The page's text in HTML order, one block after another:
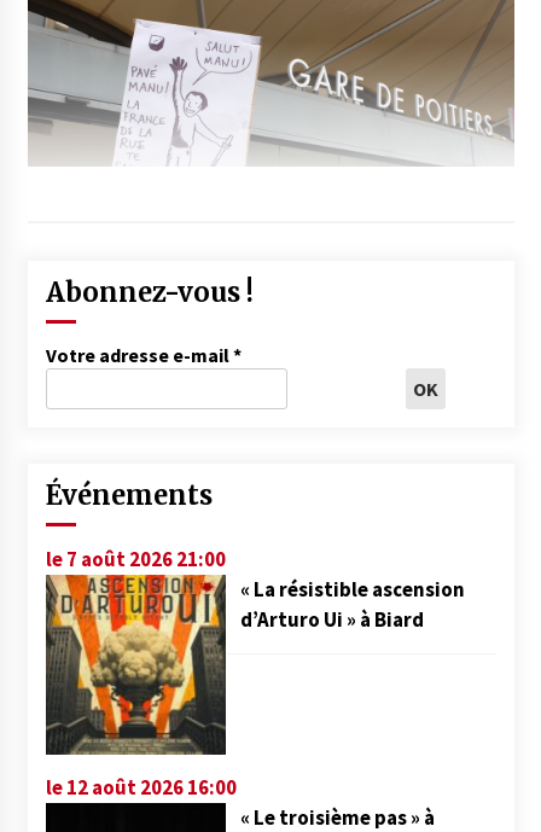
Abonnez-vous !
Votre adresse e-mail*
Événements
le 7 août 2026 21:00
« La résistible ascension
d’Arturo Ui » à Biard
le 12 août 2026 16:00
« Le troisième pas » à